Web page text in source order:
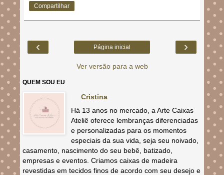
Compartilhar
‹ ›
Página inicial
Ver versão para a web
QUEM SOU EU
Cristina
Há 13 anos no mercado, a Arte Caixas
Ateliê oferece lembranças diferenciadas
e personalizadas para os momentos
especiais da sua vida, seja seu noivado,
casamento, nascimento do seu bebê, batizado,
empresas e eventos. Criamos caixas de madeira
revestidas em tecidos finos de acordo com seu desejo e